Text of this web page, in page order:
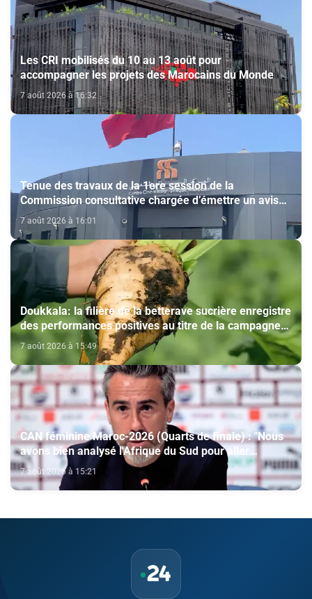
Les CRI mobilisés du 10 au 13 août pour
accompagner les projets des Marocains du Monde
7 août 2026 à 16:32
Tenue des travaux de la 1ere session de la
Commission consultative chargée d’émettre un avis
sur la délivrance de la carte du professionnel du
cinéma (CCM)
7 août 2026 à 16:01
Doukkala: la filière de la betterave sucrière enregistre
des performances positives au titre de la campagne
agricole 2025-2026
7 août 2026 à 15:49
CAN féminine Maroc-2026 (Quarts de finale) : "Nous
avons bien analysé l'Afrique du Sud pour aller
chercher la victoire" (Jorge Vilda)
7 août 2026 à 15:21